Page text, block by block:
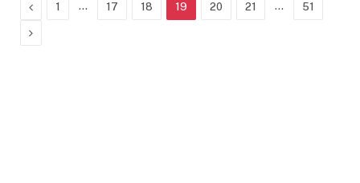
Previous
1 … 17 18 19 20 21 … 51
Next